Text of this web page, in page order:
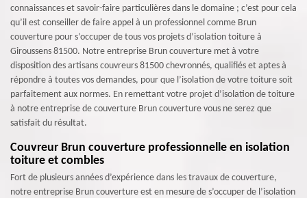
connaissances et savoir-faire particulières dans le domaine ; c’est pour cela
qu’il est conseiller de faire appel à un professionnel comme Brun
couverture pour s’occuper de tous vos projets d’isolation toiture à
Giroussens 81500. Notre entreprise Brun couverture met à votre
disposition des artisans couvreurs 81500 chevronnés, qualifiés et aptes à
répondre à toutes vos demandes, pour que l’isolation de votre toiture soit
parfaitement aux normes. En remettant votre projet d’isolation de toiture
à notre entreprise de couverture Brun couverture vous ne serez que
satisfait du résultat.
Couvreur Brun couverture professionnelle en isolation
toiture et combles
Fort de plusieurs années d’expérience dans les travaux de couverture,
notre entreprise Brun couverture est en mesure de s’occuper de l’isolation